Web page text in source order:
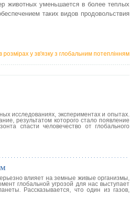
животных уменьшается в более теплых
таких видов продовольствия
у зв'язку з глобальним потеплінням
исследованиях, экспериментах и опытах.
результатом которого стало появление
спасти человечество от глобального
влияет на земные живые организмы,
глобальной угрозой для нас выступает
Рассказывается, что один из газов,